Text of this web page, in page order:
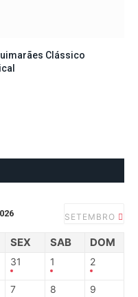
Clássico
SETEMBRO
SEX SAB DOM
31 1 2
7 8 9